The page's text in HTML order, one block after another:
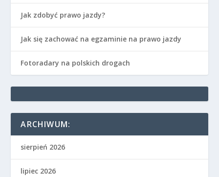
Jak zdobyć prawo jazdy?
Jak się zachować na egzaminie na prawo jazdy
Fotoradary na polskich drogach
ARCHIWUM:
sierpień 2026
lipiec 2026